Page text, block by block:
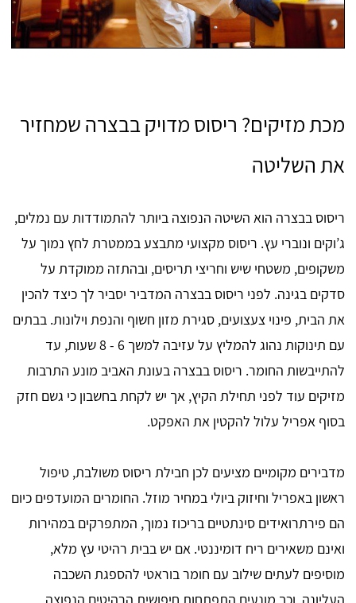
מכת מזיקים? ריסוס מדויק בבצרה שמחזיר
את השליטה
ריסוס בבצרה הוא השיטה הנפוצה ביותר להתמודדות עם נמלים,
ג’וקים ונוברי עץ. ריסוס מקצועי מתבצע בממטרת לחץ נמוך על
משקופים, משטחי שיש וחריצי תריסים, ובהתזה ממוקדת על
סדקים בגינה. לפני ריסוס בבצרה המדביר יסביר לך כיצד להכין
את הבית, פינוי צעצועים, סגירת מזון חשוף והנפת וילונות. בבתים
עם תינוקות נהוג להמליץ על עזיבה למשך 6 - 8 שעות, עד
להתייבשות החומר. ריסוס בבצרה בעונת האביב מונע התרבות
מזיקים עוד לפני תחילת הקיץ, אך יש לקחת בחשבון כי גשם חזק
בסוף אפריל עלול להקטין את האפקט.
מדבירים מקומיים מציעים לכן חבילת ריסוס משולבת, טיפול
ראשון באפריל וחיזוק ביולי במחיר מוזל. החומרים המועדפים כיום
הם פירתרואידים סינתטיים בריכוז נמוך, המתפרקים במהירות
ואינם משאירים ריח דומיננטי. אם יש בבית רהיטי עץ מלא,
מוסיפים לעתים שילוב עם חומר בוראטי להספגת השכבה
העליונה, וכך מונעים התפתחות חיפושית הרהיטים הנפוצה